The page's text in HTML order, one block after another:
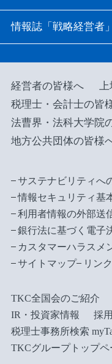
情報誌「戦略経営者」
経営者の皆様へ
税理士・会計士の皆
法曹界・法科大学院
地方公共団体の皆様
サステナビリティへ
情報セキュリティ基
利用者情報の外部送
銀行法に基づく電子
カスタマーハラスメ
サイトマップ
リン
TKC全国会のご紹介
IR・投資家情報
採
税理士事務所検索
TKCグループトップペ